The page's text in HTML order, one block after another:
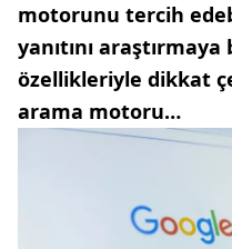
motorunu tercih
yanıtını
özellikleriyle dikkat
arama motoru…